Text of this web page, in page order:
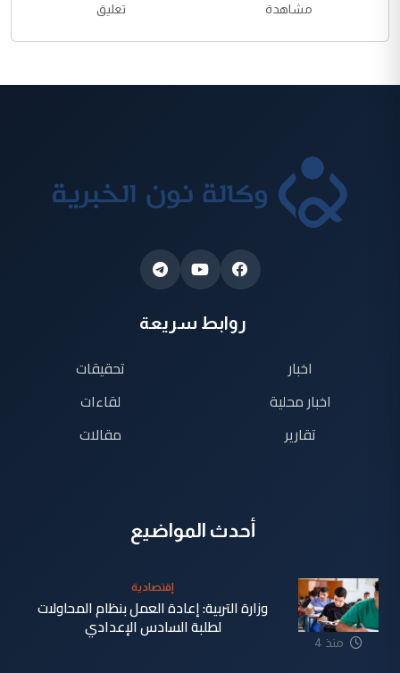
مشاهدة تعليق
روابط سريعة
اخبار
اخبار محلية
تقارير
تحقيقات
لقاءات
مقالات
أحدث المواضيع
منذ 4
إقتصادية
وزارة التربية: إعادة العمل بنظام المحاولات
لطلبة السادس الإعدادي